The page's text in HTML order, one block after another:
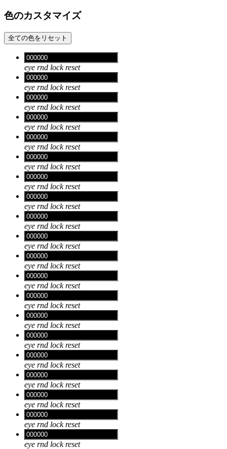
色のカスタマイズ
全ての色をリセット
eye rnd lock reset
eye rnd lock reset
eye rnd lock reset
eye rnd lock reset
eye rnd lock reset
eye rnd lock reset
eye rnd lock reset
eye rnd lock reset
eye rnd lock reset
eye rnd lock reset
eye rnd lock reset
eye rnd lock reset
eye rnd lock reset
eye rnd lock reset
eye rnd lock reset
eye rnd lock reset
eye rnd lock reset
eye rnd lock reset
eye rnd lock reset
eye rnd lock reset